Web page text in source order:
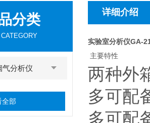
分类
气分析仪
全部
详细介绍
实验室分析仪GA-
主要特性
两种外
多可配
多可配